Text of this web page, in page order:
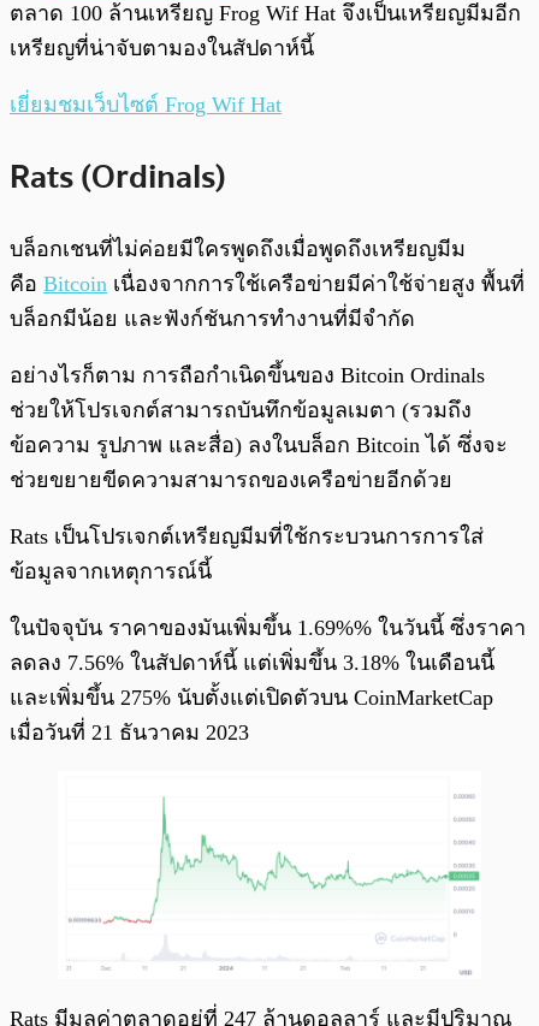
ตลาด 100 ล้านเหรียญ Frog Wif Hat จึงเป็นเหรียญมีมอีก
เหรียญที่น่าจับตามองในสัปดาห์นี้
เยี่ยมชมเว็บไซต์ Frog Wif Hat
Rats (Ordinals)
บล็อกเชนที่ไม่ค่อยมีใครพูดถึงเมื่อพูดถึงเหรียญมีม
คือ Bitcoin เนื่องจากการใช้เครือข่ายมีค่าใช้จ่ายสูง พื้นที่
บล็อกมีน้อย และฟังก์ชันการทำงานที่มีจำกัด
อย่างไรก็ตาม การถือกำเนิดขึ้นของ Bitcoin Ordinals
ช่วยให้โปรเจกต์สามารถบันทึกข้อมูลเมตา (รวมถึง
ข้อความ รูปภาพ และสื่อ) ลงในบล็อก Bitcoin ได้ ซึ่งจะ
ช่วยขยายขีดความสามารถของเครือข่ายอีกด้วย
Rats เป็นโปรเจกต์เหรียญมีมที่ใช้กระบวนการการใส่
ข้อมูลจากเหตุการณ์นี้
ในปัจจุบัน ราคาของมันเพิ่มขึ้น 1.69%% ในวันนี้ ซึ่งราคา
ลดลง 7.56% ในสัปดาห์นี้ แต่เพิ่มขึ้น 3.18% ในเดือนนี้
และเพิ่มขึ้น 275% นับตั้งแต่เปิดตัวบน CoinMarketCap
เมื่อวันที่ 21 ธันวาคม 2023
Rats มีมูลค่าตลาดอยู่ที่ 247 ล้านดอลลาร์ และมีปริมาณ